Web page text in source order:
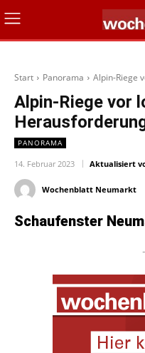
Start Panorama Alpin-Riege
Alpin-Riege vor
PANORAMA
14. Februar 2023 Aktualisiert
Wochenblatt Neumarkt
Schaufenster